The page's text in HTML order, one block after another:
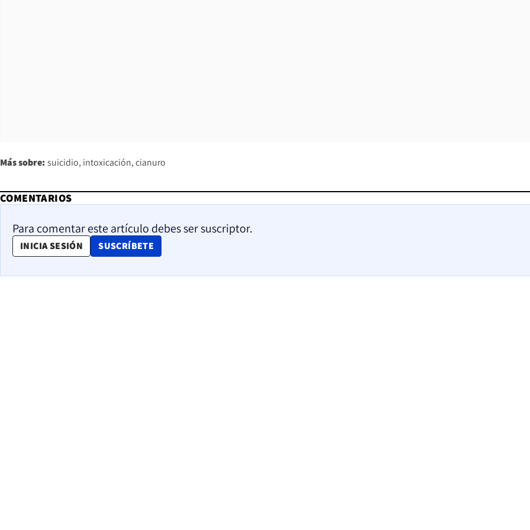
Más sobre: suicidio intoxicación cianuro
COMENTARIOS
Para comentar este artículo debes ser suscriptor.
INICIA SESIÓN SUSCRÍBETE
OPENS IN NEW WINDOW